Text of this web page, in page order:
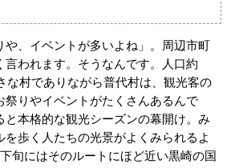
や、イベントが多いよね」。周辺市町
言われます。そうなんです。人口約
な村でありながら普代村は、観光客の
祭りやイベントがたくさんあるんで
と本格的な観光シーズンの幕開け。み
を歩く人たちの光景がよくみられるよ
旬にはそのルートにほど近い黒崎の国